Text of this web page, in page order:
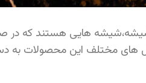
شیشه،شیشه هایی هستند که در
مختلف این محصولات به